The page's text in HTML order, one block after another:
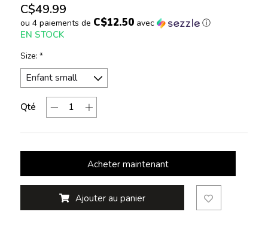
C$49.99
ou 4 paiements de C$12.50avec ⓘ
EN STOCK
Size: *
Qté
Acheter maintenant
Ajouter au panier